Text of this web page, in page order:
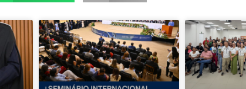
PagePagePagePagePage